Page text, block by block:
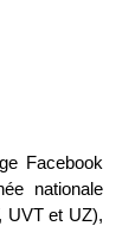
Facebook
nationale
UVT et UZ),